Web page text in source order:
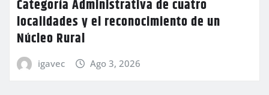
Categoría Administrativa de cuatro
localidades y el reconocimiento de un
Núcleo Rural
igavec Ago 3, 2026